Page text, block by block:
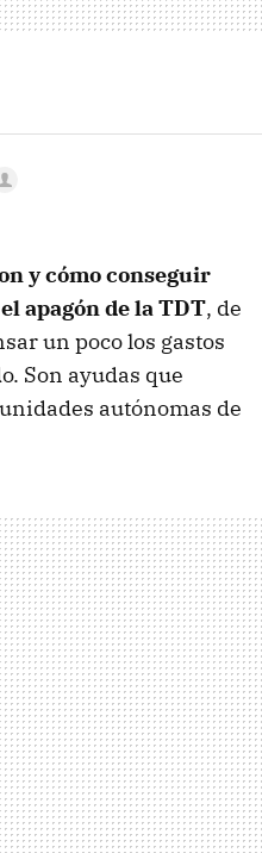
y cómo conseguir
apagón de la TDT, de
un poco los gastos
Son ayudas que
autónomas de